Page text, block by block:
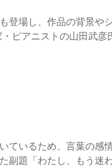
登場し、作品の背景や
ピアニストの山田武彦
ているため、言葉の感
副題「わたし、もう迷わ